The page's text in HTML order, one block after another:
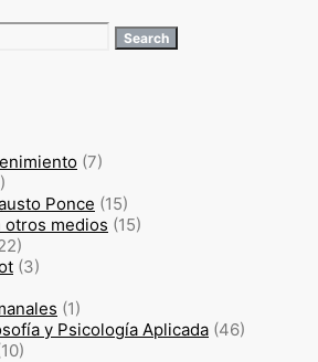
Search
(7)
Ponce (15)
medios (15)
(3)
(1)
y Psicología Aplicada (46)